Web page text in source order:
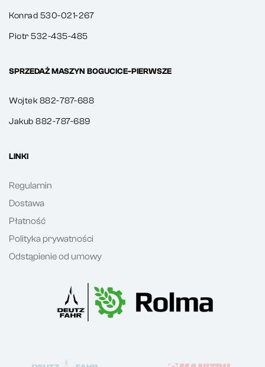
Konrad 530-021-267
Piotr 532-435-485
SPRZEDAŻ MASZYN BOGUCICE-PIERWSZE
Wojtek 882-787-688
Jakub 882-787-689
LINKI
Regulamin
Dostawa
Płatność
Polityka prywatności
Odstąpienie od umowy